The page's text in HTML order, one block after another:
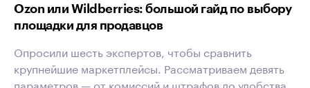
Ozon или Wildberries: большой гайд по выбору
площадки для продавцов
Опросили шесть экспертов, чтобы сравнить
крупнейшие маркетплейсы. Рассматриваем девять
параметров — от комиссий и штрафов до удобства